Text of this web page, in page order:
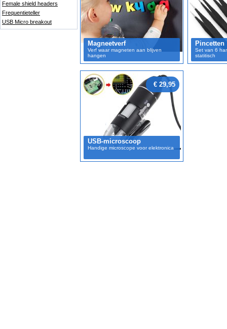
Female shield headers
Frequentieteller
USB Micro breakout
Magneetverf
Verf waar magneten aan blijven
hangen
Pincetten
Set van 6
statitisch
€ 29,95
USB-microscoop
Handige microscope voor elektronica